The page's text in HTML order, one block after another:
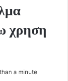
χρηση
a minute